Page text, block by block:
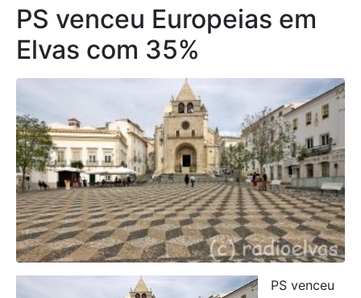
PS venceu Europeias em
Elvas com 35%
PS venceu